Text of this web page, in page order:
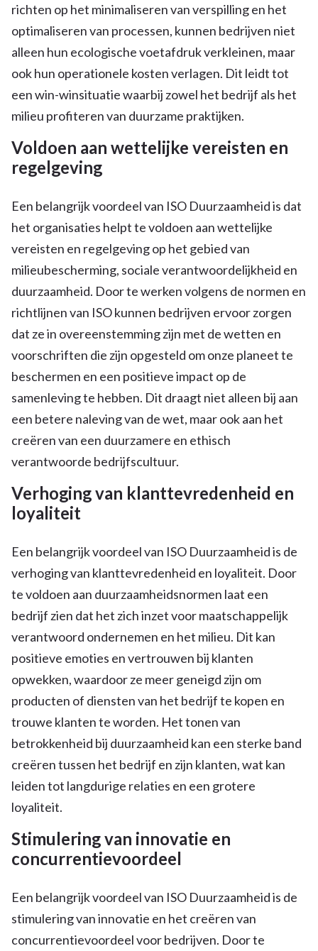
richten op het minimaliseren van verspilling en het
optimaliseren van processen, kunnen bedrijven niet
alleen hun ecologische voetafdruk verkleinen, maar
ook hun operationele kosten verlagen. Dit leidt tot
een win-winsituatie waarbij zowel het bedrijf als het
milieu profiteren van duurzame praktijken.
Voldoen aan wettelijke vereisten en
regelgeving
Een belangrijk voordeel van ISO Duurzaamheid is dat
het organisaties helpt te voldoen aan wettelijke
vereisten en regelgeving op het gebied van
milieubescherming, sociale verantwoordelijkheid en
duurzaamheid. Door te werken volgens de normen en
richtlijnen van ISO kunnen bedrijven ervoor zorgen
dat ze in overeenstemming zijn met de wetten en
voorschriften die zijn opgesteld om onze planeet te
beschermen en een positieve impact op de
samenleving te hebben. Dit draagt niet alleen bij aan
een betere naleving van de wet, maar ook aan het
creëren van een duurzamere en ethisch
verantwoorde bedrijfscultuur.
Verhoging van klanttevredenheid en
loyaliteit
Een belangrijk voordeel van ISO Duurzaamheid is de
verhoging van klanttevredenheid en loyaliteit. Door
te voldoen aan duurzaamheidsnormen laat een
bedrijf zien dat het zich inzet voor maatschappelijk
verantwoord ondernemen en het milieu. Dit kan
positieve emoties en vertrouwen bij klanten
opwekken, waardoor ze meer geneigd zijn om
producten of diensten van het bedrijf te kopen en
trouwe klanten te worden. Het tonen van
betrokkenheid bij duurzaamheid kan een sterke band
creëren tussen het bedrijf en zijn klanten, wat kan
leiden tot langdurige relaties en een grotere
loyaliteit.
Stimulering van innovatie en
concurrentievoordeel
Een belangrijk voordeel van ISO Duurzaamheid is de
stimulering van innovatie en het creëren van
concurrentievoordeel voor bedrijven. Door te